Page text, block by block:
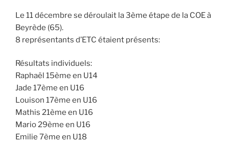
Le 11 décembre se déroulait la 3ème étape de la COE à
Beyrède (65).
8 représentants d’ETC étaient présents:
Résultats individuels:
Raphaël 15ème en U14
Jade 17ème en U16
Louison 17ème en U16
Mathis 21ème en U16
Mario 29ème en U16
Emilie 7ème en U18